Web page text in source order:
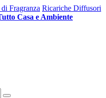
Fragranza Ricariche Diffusori
Casa e Ambiente